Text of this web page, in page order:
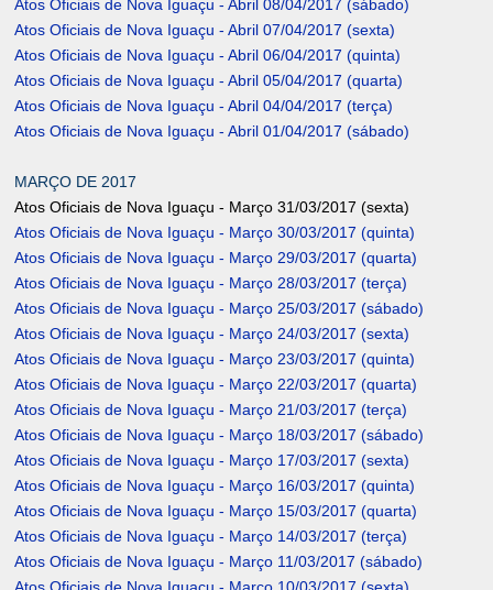
Atos Oficiais de Nova Iguaçu - Abril 08/04/2017 (sábado)
Atos Oficiais de Nova Iguaçu - Abril 07/04/2017 (sexta)
Atos Oficiais de Nova Iguaçu - Abril 06/04/2017 (quinta)
Atos Oficiais de Nova Iguaçu - Abril 05/04/2017 (quarta)
Atos Oficiais de Nova Iguaçu - Abril 04/04/2017 (terça)
Atos Oficiais de Nova Iguaçu - Abril 01/04/2017 (sábado)
MARÇO DE 2017
Atos Oficiais de Nova Iguaçu - Março 31/03/2017 (sexta)
Atos Oficiais de Nova Iguaçu - Março 30/03/2017 (quinta)
Atos Oficiais de Nova Iguaçu - Março 29/03/2017 (quarta)
Atos Oficiais de Nova Iguaçu - Março 28/03/2017 (terça)
Atos Oficiais de Nova Iguaçu - Março 25/03/2017 (sábado)
Atos Oficiais de Nova Iguaçu - Março 24/03/2017 (sexta)
Atos Oficiais de Nova Iguaçu - Março 23/03/2017 (quinta)
Atos Oficiais de Nova Iguaçu - Março 22/03/2017 (quarta)
Atos Oficiais de Nova Iguaçu - Março 21/03/2017 (terça)
Atos Oficiais de Nova Iguaçu - Março 18/03/2017 (sábado)
Atos Oficiais de Nova Iguaçu - Março 17/03/2017 (sexta)
Atos Oficiais de Nova Iguaçu - Março 16/03/2017 (quinta)
Atos Oficiais de Nova Iguaçu - Março 15/03/2017 (quarta)
Atos Oficiais de Nova Iguaçu - Março 14/03/2017 (terça)
Atos Oficiais de Nova Iguaçu - Março 11/03/2017 (sábado)